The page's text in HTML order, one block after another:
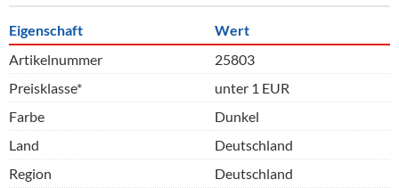
Eigenschaft
Wert
Artikelnummer
25803
Preisklasse*
unter 1 EUR
Farbe
Dunkel
Land
Deutschland
Region
Deutschland